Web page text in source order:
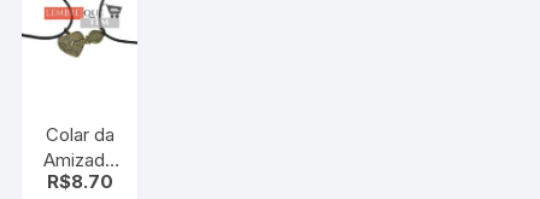
Colar da
Amizade
2 Partes
R$8.70